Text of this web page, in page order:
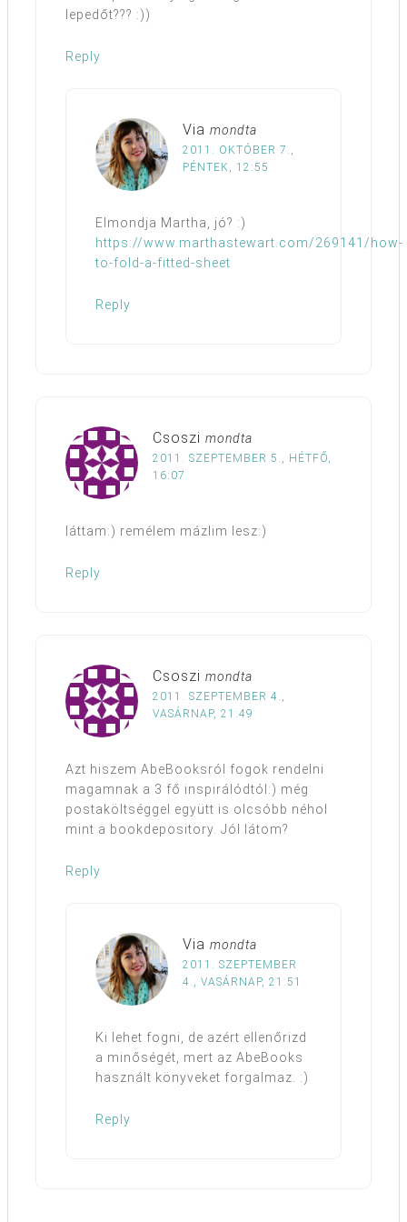
lepedőt??? :))
Reply
Via mondta
2011. OKTÓBER 7.,
PÉNTEK, 12:55
Elmondja Martha, jó? :)
https://www.marthastewart.com/269141/how-
to-fold-a-fitted-sheet
Reply
Csoszi mondta
2011. SZEPTEMBER 5., HÉTFŐ,
16:07
láttam:) remélem mázlim lesz:)
Reply
Csoszi mondta
2011. SZEPTEMBER 4.,
VASÁRNAP, 21:49
Azt hiszem AbeBooksról fogok rendelni
magamnak a 3 fő inspirálódtól:) még
postaköltséggel együtt is olcsóbb néhol
mint a bookdepository. Jól látom?
Reply
Via mondta
2011. SZEPTEMBER
4., VASÁRNAP, 21:51
Ki lehet fogni, de azért ellenőrizd
a minőségét, mert az AbeBooks
használt könyveket forgalmaz. :)
Reply